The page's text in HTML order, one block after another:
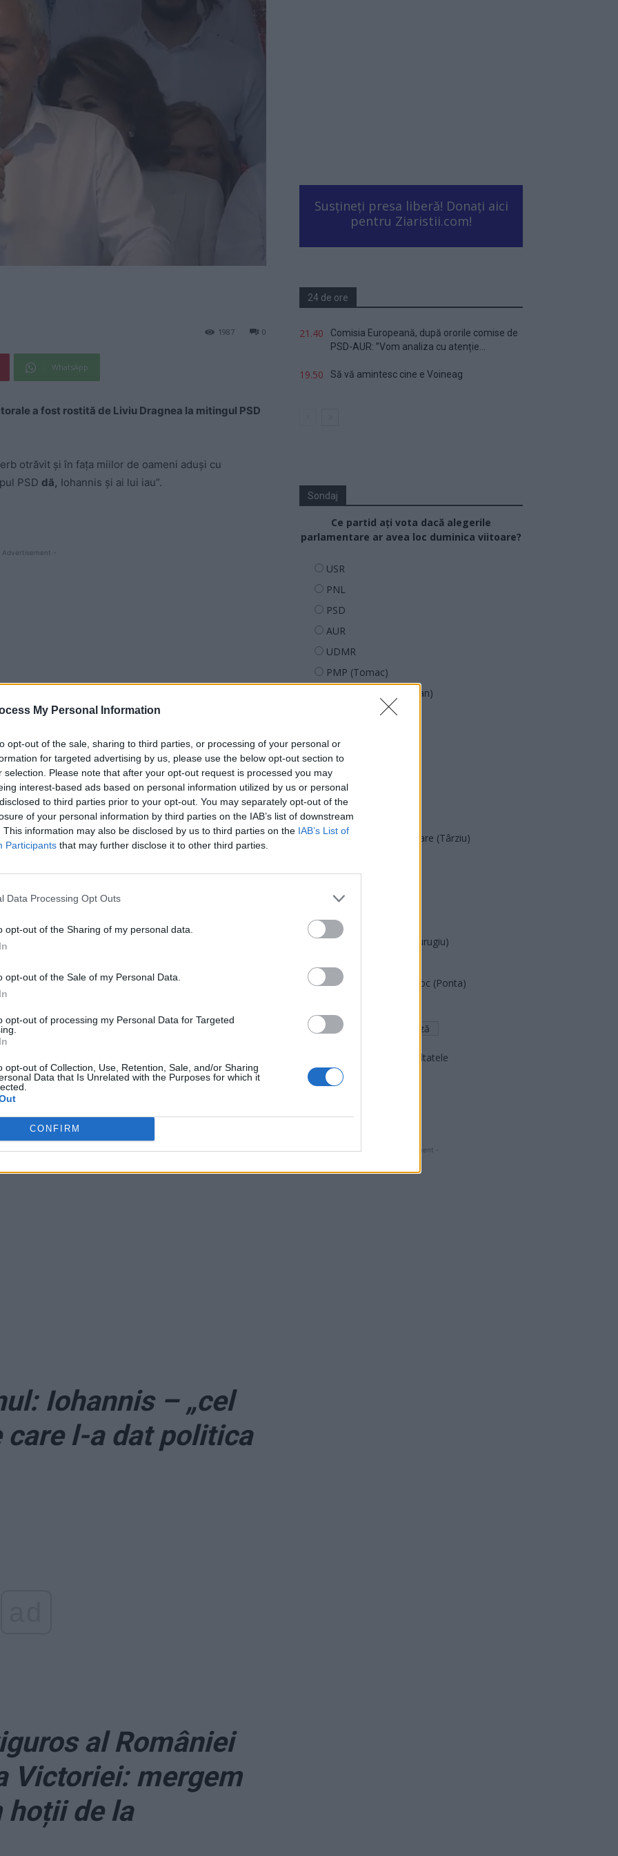
My Personal Information
opt-out of the sale, sharing to third parties, or processing of your personal or
for targeted advertising by us, please use the below opt-out section to
selection. Please note that after your opt-out request is processed you may
interest-based ads based on personal information utilized by us or personal
to third parties prior to your opt-out. You may separately opt-out of the
of your personal information by third parties on the IAB’s list of downstream
This information may also be disclosed by us to third parties on the IAB’s List of
Participants that may further disclose it to other third parties.
Data Processing Opt Outs
opt-out of the Sharing of my personal data.
opt-out of the Sale of my Personal Data.
opt-out of processing my Personal Data for Targeted
opt-out of Collection, Use, Retention, Sale, and/or Sharing
Data that Is Unrelated with the Purposes for which it
CONFIRM
0
1987
WhatsApp
a fost rostită de Liviu Dragnea la mitingul PSD
otrăvit și în fața miilor de oameni aduși cu
PSD dă, Iohannis și ai lui iau”.
Advertisement -
începe să se audă tot mai tare: sunetul creștererii
românilor, e mașinăria de guvernare PSD care s-
PSD-ALDE instalată în ianuarie 2017 a
la limita haosului. Iar „zornăitul banilor din
al inflației.
românilor” -, strigată de un parvenit bogat
insuportabilă. Și asta se va vedea la vot!
minciună
Cioloș. În
în bâlbâială, dar
Iohannis – „cel
l-a dat politica
al României
Victoriei: mergem
hoții de la
Susțineți presa liberă! Donați aici
pentru Ziaristii.com!
24 de ore
21.40
Comisia Europeană, după ororile comise de
PSD-AUR: ”Vom analiza cu atenție...
19.50 Să vă amintesc cine e Voineag
Sondaj
Ce partid ați vota dacă alegerile
parlamentare ar avea loc duminica viitoare?
USR
PNL
PSD
AUR
UDMR
PMP (Tomac)
Forța Dreptei (L. Orban)
SENS
SOS (Șoșoacă)
POT (Gavrilă)
PACE (Peia)
Acțiunea Conservatoare (Târziu)
PNȚCD (Pavelescu)
PNCR (Terheș)
Partidul Patrioților (Surugiu)
România pe Primul Loc (Ponta)
Arată rezultatele
Arhiva sondajelor
- Advertisment -